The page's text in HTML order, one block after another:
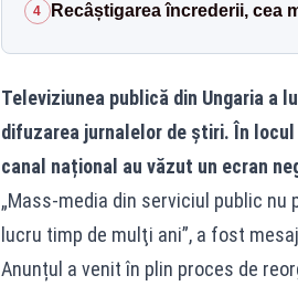
4 Recâștigarea încrederii, cea
Televiziunea publică din Ungaria a
difuzarea jurnalelor de știri. În
canal național au văzut un ecran
„Mass-media din serviciul public
lucru timp de mulţi ani”, a fost
Anunțul a venit în plin proces de